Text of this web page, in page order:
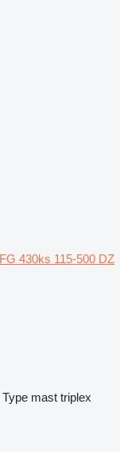
430ks 115-500 DZ
Type mast triplex